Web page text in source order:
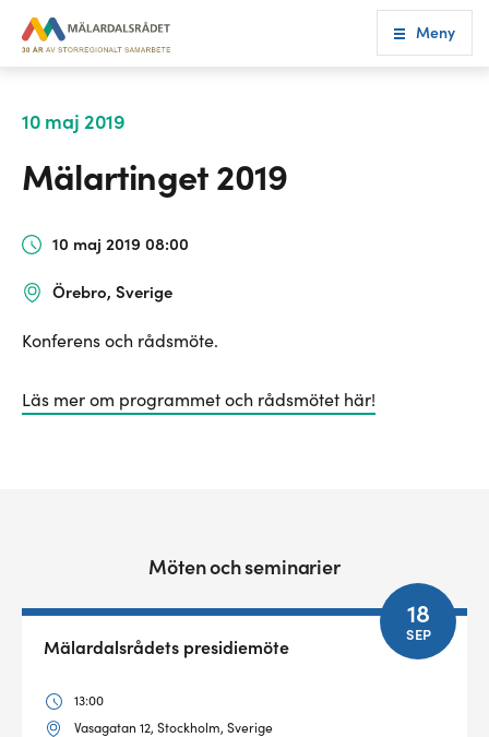
Meny
10 maj 2019
Mälartinget 2019
10 maj 2019 08:00
Örebro, Sverige
Konferens och rådsmöte.
Läs mer om programmet och rådsmötet här!
Möten och seminarier
18
SEP
Mälardalsrådets presidiemöte
13:00
Vasagatan 12, Stockholm, Sverige